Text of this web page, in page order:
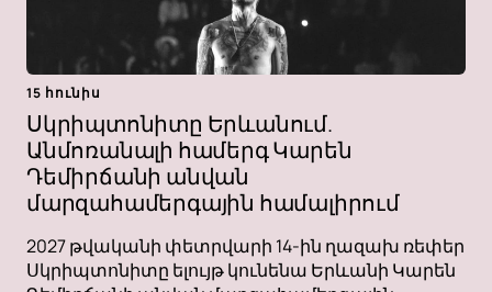
15 հունիս
Սկրիպտոնիտը Երևանում.
Անմոռանալի համերգ Կարեն
Դեմիրճանի անվան
մարզահամերգային համալիրում
2027 թվականի փետրվարի 14-ին ղազախ ռեփեր
Սկրիպտոնիտը ելույթ կունենա Երևանի Կարեն